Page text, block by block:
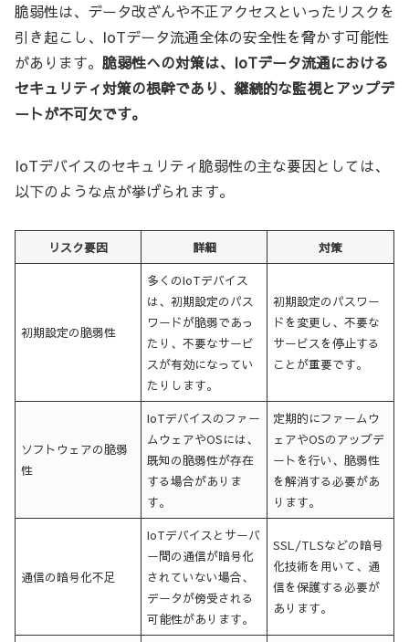
脆弱性は、データ改ざんや不正アクセスといったリスクを
引き起こし、IoTデータ流通全体の安全性を脅かす可能性
があります。 脆弱性への対策は、IoTデータ流通における
セキュリティ対策の根幹であり、継続的な監視とアップデ
ートが不可欠です。
IoTデバイスのセキュリティ脆弱性の主な要因としては、
以下のような点が挙げられます。
リスク要因 詳細 対策
初期設定の脆弱性
多くのIoTデバイス
は、初期設定のパス
ワードが脆弱であっ
たり、不要なサービ
スが有効になってい
たりします。
初期設定のパスワー
ドを変更し、不要な
サービスを停止する
ことが重要です。
ソフトウェアの脆弱
性
IoTデバイスのファー
ムウェアやOSには、
既知の脆弱性が存在
する場合がありま
す。
定期的にファームウ
ェアやOSのアップデ
ートを行い、脆弱性
を解消する必要があ
ります。
通信の暗号化不足
IoTデバイスとサーバ
ー間の通信が暗号化
されていない場合、
データが傍受される
可能性があります。
SSL/TLSなどの暗号
化技術を用いて、通
信を保護する必要が
あります。